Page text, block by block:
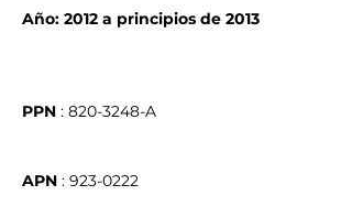
Año: 2012 a principios de 2013
PPN
APN : 923-0222